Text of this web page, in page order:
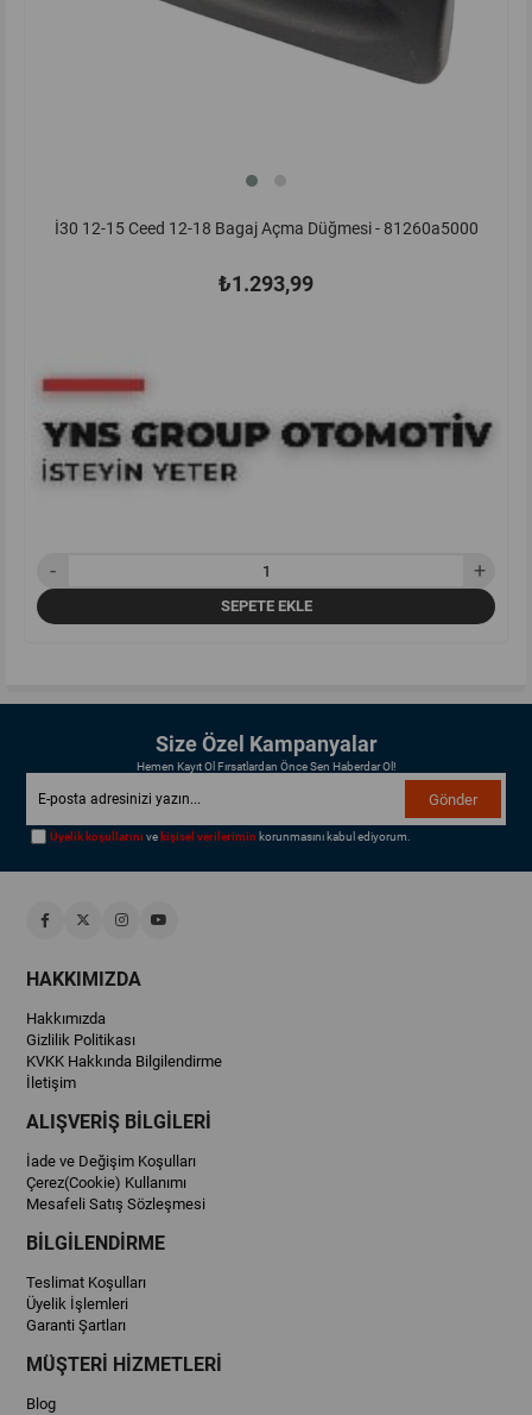
İ30 12-15 Ceed 12-18 Bagaj Açma Düğmesi - 81260a5000
₺1.293,99
SEPETE EKLE
Size Özel Kampanyalar
Hemen Kayıt Ol Fırsatlardan Önce Sen Haberdar Ol!
Gönder
Üyelik koşullarını ve kişisel verilerimin korunmasını kabul ediyorum.
HAKKIMIZDA
Hakkımızda
Gizlilik Politikası
KVKK Hakkında Bilgilendirme
İletişim
ALIŞVERİŞ BİLGİLERİ
İade ve Değişim Koşulları
Çerez(Cookie) Kullanımı
Mesafeli Satış Sözleşmesi
BİLGİLENDİRME
Teslimat Koşulları
Üyelik İşlemleri
Garanti Şartları
MÜŞTERİ HİZMETLERİ
Blog